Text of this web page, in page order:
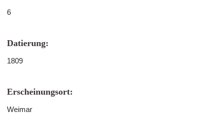
6
Datierung:
1809
Erscheinungsort:
Weimar